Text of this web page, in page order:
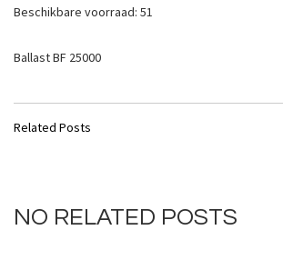
Beschikbare voorraad: 51
Ballast BF 25000
Related Posts
NO RELATED POSTS